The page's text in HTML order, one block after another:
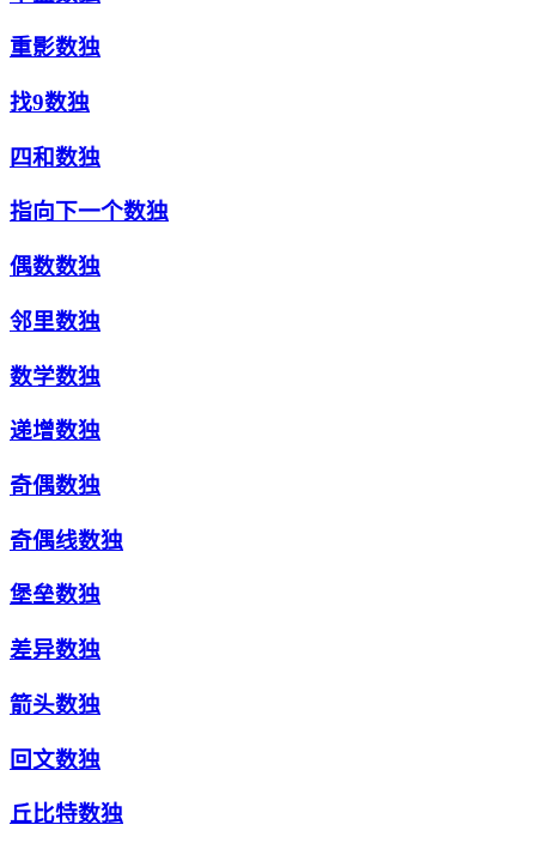
重影数独
找9数独
四和数独
指向下一个数独
偶数数独
邻里数独
数学数独
递增数独
奇偶数独
奇偶线数独
堡垒数独
差异数独
箭头数独
回文数独
丘比特数独